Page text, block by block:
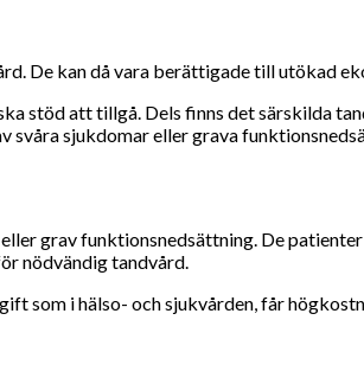
De kan då vara berättigade till utökad
stöd att tillgå. Dels finns det särskilda
svåra sjukdomar eller grava
grav funktionsnedsättning. De
nödvändig tandvård.
som i hälso- och sjukvården, får